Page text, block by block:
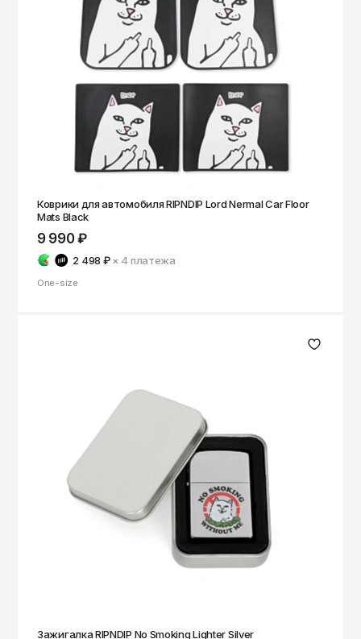
Коврики для автомобиля RIPNDIP Lord Nermal Car Floor
Mats Black
9 990 ₽
2 498 ₽ × 4платежа
One-size
Зажигалка RIPNDIP No Smoking Lighter Silver